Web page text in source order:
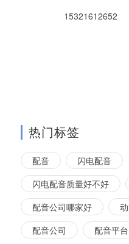
15321612652
热门标签
配音
闪电配音
闪电配音质量好不好
配音公司哪家好
配音公司
配音平台